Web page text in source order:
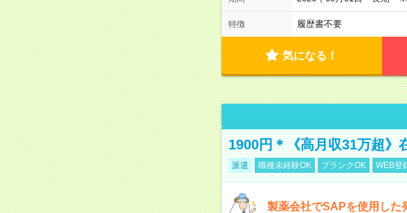
特徴 履歴書不要
気になる！
1900円＊《高月収31万超》
派遣 職種未経験OK ブランクOK WEB登
製薬会社でSAPを使用した